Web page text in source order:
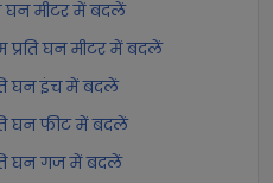
घन मीटर में बदलें
प्रति घन मीटर में बदलें
घन इंच में बदलें
घन फीट में बदलें
घन गज में बदलें